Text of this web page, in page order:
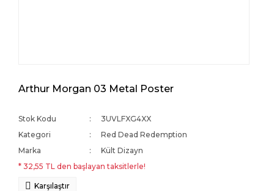
Arthur Morgan 03 Metal Poster
Stok Kodu
3UVLFXG4XX
Kategori
Red Dead Redemption
Marka
Kült Dizayn
* 32,55 TL den başlayan taksitlerle!
Karşılaştır